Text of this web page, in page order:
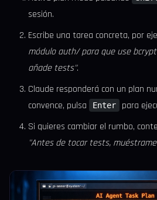
sesión.
Escribe una tarea concreta, por
módulo auth/ para que use
añade tests".
Claude responderá con un plan
convence, pulsa
Enter
para
Si quieres cambiar el rumbo,
"Antes de tocar tests,